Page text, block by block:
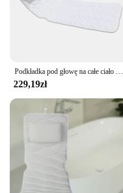
Podkładka pod głowę na całe ciało Podkładka na materac Antypoślizgowe podparcie pleców do wanny SPA w salonie łazienkowym
229,19zł